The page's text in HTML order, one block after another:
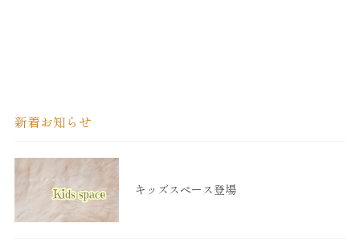
新着お知らせ
キッズスペース登場